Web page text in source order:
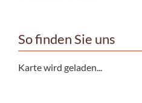
So finden Sie uns
Karte wird geladen...